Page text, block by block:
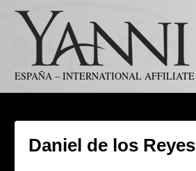
ESPAÑA – INTERNATIONAL AFFILIATE
Daniel de los Reyes